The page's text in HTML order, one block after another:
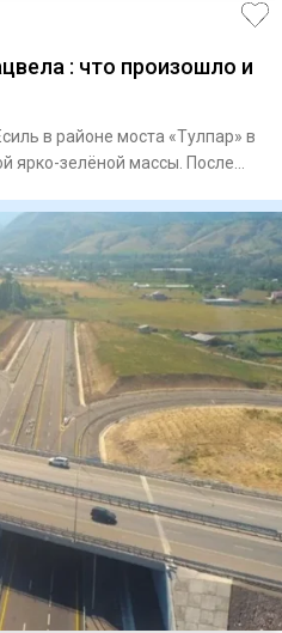
: что произошло и
в районе моста «Тулпар» в
ярко-зелёной массы. После